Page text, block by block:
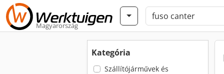
Magyarország
Kategória
Szállítójárművek és